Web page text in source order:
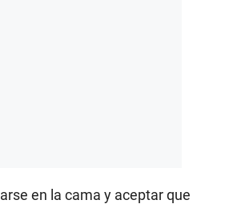
en la cama y aceptar que